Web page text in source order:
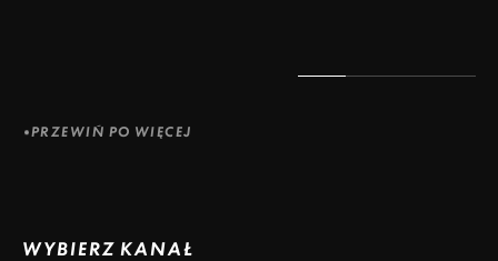
PRZEWIŃ PO WIĘCEJ
WYBIERZ KANAŁ